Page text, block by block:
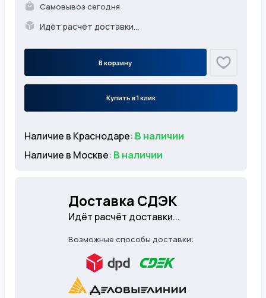
Самовывоз сегодня
Идёт расчёт доставки...
В корзину
Купить в 1 клик
Наличие в Краснодаре: В наличии
Наличие в Москве: В наличии
Доставка СДЭК
Идёт расчёт доставки...
Возможные способы доставки: